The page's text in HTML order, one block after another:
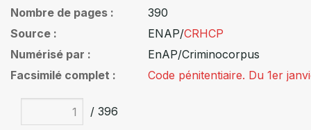
Nombre de pages
390
Source
ENAP/CRHCP
Numérisé par
EnAP/Criminocorpus
Facsimilé complet
Code pénitentiaire. Du 1er
/ 396